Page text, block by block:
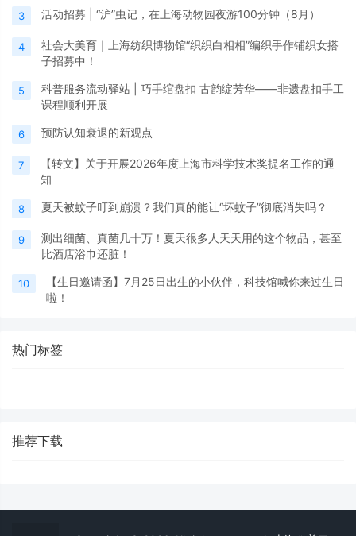
3 活动招募 | “沪”虫记，在上海动物园夜游100分钟（8月）
4
社会大美育｜上海纺织博物馆“织织白相相”编织手作铺织女搭
子招募中！
5
科普服务流动驿站 | 巧手绾盘扣 古韵绽芳华——非遗盘扣手工
课程顺利开展
6 预防认知衰退的新观点
7
【转文】关于开展2026年度上海市科学技术奖提名工作的通
知
8 夏天被蚊子叮到崩溃？我们真的能让“坏蚊子”彻底消失吗？
9
测出细菌、真菌几十万！夏天很多人天天用的这个物品，甚至
比酒店浴巾还脏！
10
【生日邀请函】7月25日出生的小伙伴，科技馆喊你来过生日
啦！
热门标签
推荐下载